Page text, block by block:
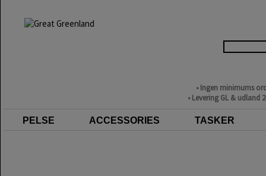
• Ingen minimums
• Levering GL & udland
PELSE ACCESSORIES TASKER